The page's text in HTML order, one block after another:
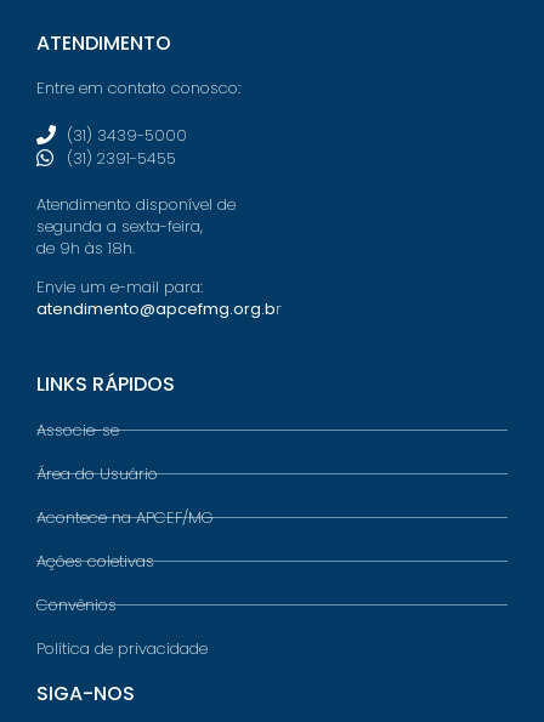
ATENDIMENTO
Entre em contato conosco:
(31) 3439-5000
(31) 2391-5455
Atendimento disponível de
segunda a sexta-feira,
de 9h às 18h.
Envie um e-mail para:
atendimento@apcefmg.org.br
LINKS RÁPIDOS
Associe-se
Área do Usuário
Acontece na APCEF/MG
Ações coletivas
Convênios
Política de privacidade
SIGA-NOS